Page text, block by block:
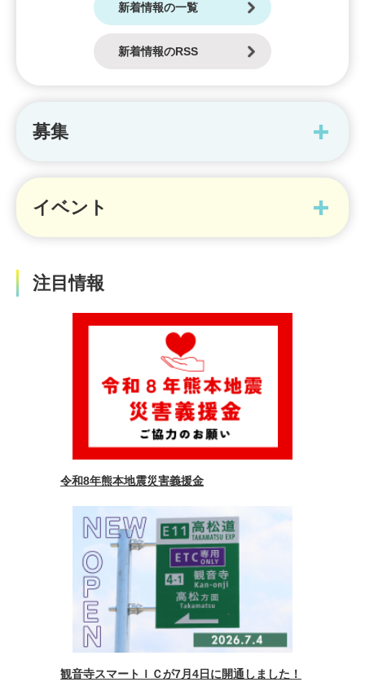
新着情報の一覧
新着情報のRSS
募集
イベント
注目情報
令和8年熊本地震災害義援金
観音寺スマートＩＣが7月4日に開通しました！